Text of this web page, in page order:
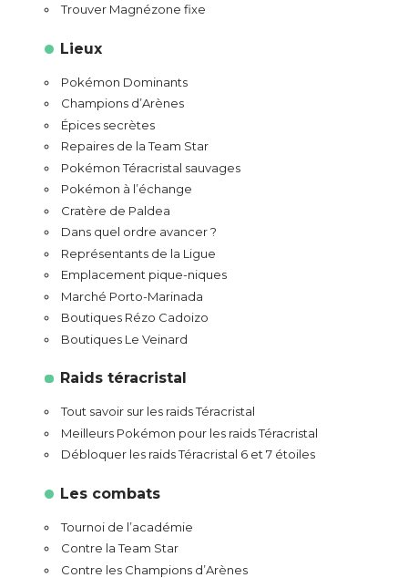
Trouver Magnézone fixe
Lieux
Pokémon Dominants
Champions d’Arènes
Épices secrètes
Repaires de la Team Star
Pokémon Téracristal sauvages
Pokémon à l’échange
Cratère de Paldea
Dans quel ordre avancer ?
Représentants de la Ligue
Emplacement pique-niques
Marché Porto-Marinada
Boutiques Rézo Cadoizo
Boutiques Le Veinard
Raids téracristal
Tout savoir sur les raids Téracristal
Meilleurs Pokémon pour les raids Téracristal
Débloquer les raids Téracristal 6 et 7 étoiles
Les combats
Tournoi de l’académie
Contre la Team Star
Contre les Champions d’Arènes